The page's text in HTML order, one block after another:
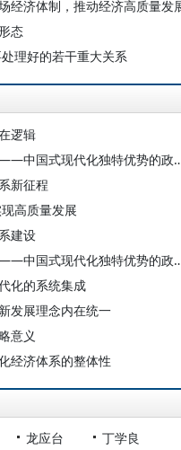
经济体制，推动经济高质量发
态
理好的若干重大关系
逻辑
欧阳康：现代化经济体系的中国
新征程
高质量发展
建设
欧阳康：现代化经济体系的中国
化的系统集成
发展理念内在统一
意义
经济体系的整体性
龙应台 丁学良